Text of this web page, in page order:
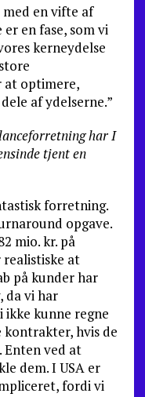
en vifte af
en fase, som vi
kerneydelse
at optimere,
af ydelserne.”
har I
tjent en
forretning.
opgave.
mio. kr. på
at
på kunder har
vi har
kunne regne
kontrakter, hvis de
Enten ved at
dem. I USA er
fordi vi